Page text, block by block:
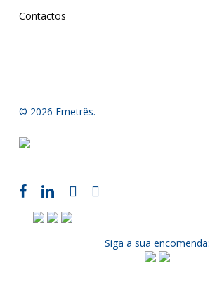
Contactos
© 2026 Emetrês.
Siga a sua encomenda: